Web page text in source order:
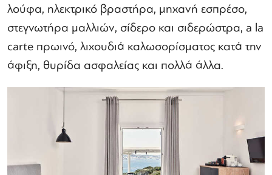
λούφα, ηλεκτρικό βραστήρα, μηχανή εσπρέσο,
στεγνωτήρα μαλλιών, σίδερο και σιδερώστρα, a la
carte πρωινό, λιχουδιά καλωσορίσματος κατά την
άφιξη, θυρίδα ασφαλείας και πολλά άλλα.